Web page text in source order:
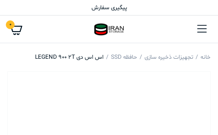
پیگیری سفارش
0
خانه تجهیزات ذخیره سازی حافظه SSD اس اس دی LEGEND 900 2T